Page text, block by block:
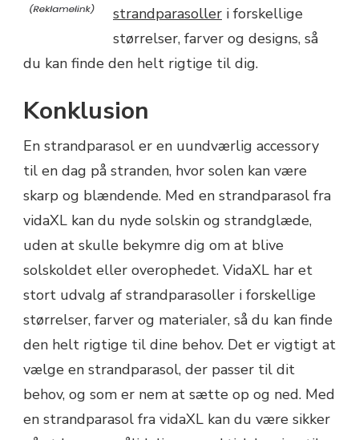
strandparasoller i forskellige
størrelser, farver og designs, så
du kan finde den helt rigtige til dig.
Konklusion
En strandparasol er en uundværlig accessory
til en dag på stranden, hvor solen kan være
skarp og blændende. Med en strandparasol fra
vidaXL kan du nyde solskin og strandglæde,
uden at skulle bekymre dig om at blive
solskoldet eller overophedet. VidaXL har et
stort udvalg af strandparasoller i forskellige
størrelser, farver og materialer, så du kan finde
den helt rigtige til dine behov. Det er vigtigt at
vælge en strandparasol, der passer til dit
behov, og som er nem at sætte op og ned. Med
en strandparasol fra vidaXL kan du være sikker